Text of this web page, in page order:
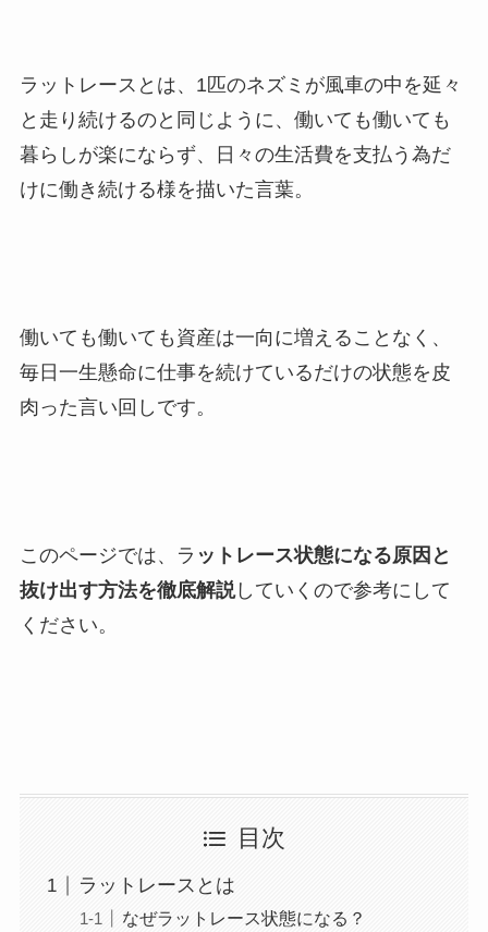
ラットレースとは、1匹のネズミが風車の中を延々
と走り続けるのと同じ ように、 働いても働いても
暮らしが楽にならず、日々の生活費を支払う為だ
けに働き続ける様を描いた言葉。
働いても働いても資産は一向に増えることなく、
毎日一生懸命に仕事を続けているだけの状態を皮
肉った言い回しです。
このページでは、ラ ットレース状態になる原因と
抜け出す方法を徹底解説していくので参考にして
ください。
目次
ラットレースとは
なぜラットレース状態になる？